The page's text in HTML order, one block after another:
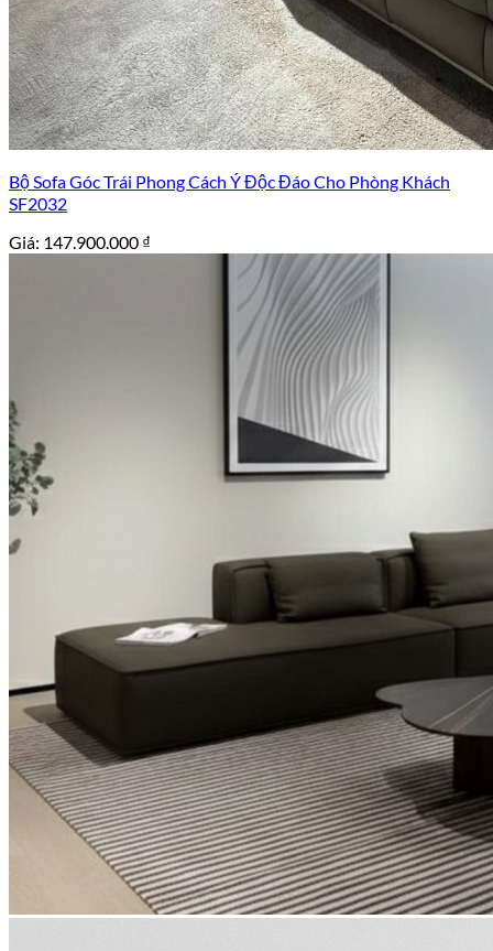
Bộ Sofa Góc Trái Phong Cách Ý Độc Đáo Cho Phòng Khách
SF2032
Giá: 147.900.000 ₫